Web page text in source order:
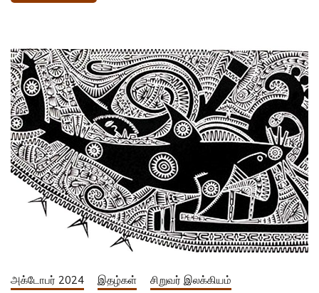
அக்டோபர் 2024 இதழ்கள் சிறுவர் இலக்கியம்